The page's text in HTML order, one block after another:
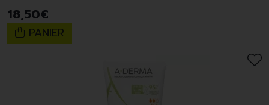
18,50€
PANIER